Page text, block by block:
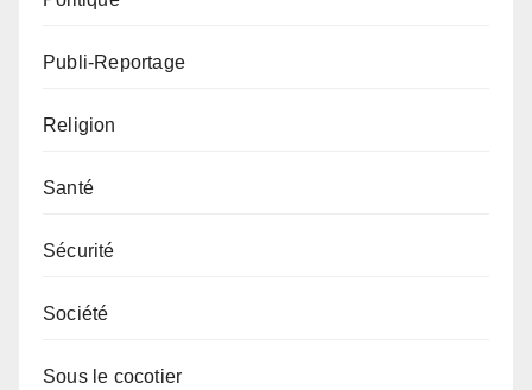
Publi-Reportage
Religion
Santé
Sécurité
Société
Sous le cocotier